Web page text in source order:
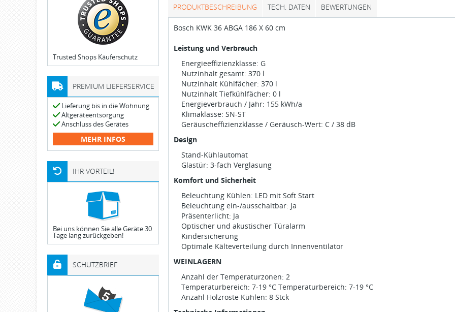
PRODUKTBESCHREIBUNG TECH. DATEN BEWERTUNGEN
Bosch KWK 36 ABGA 186 X 60 cm
Leistung und Verbrauch
Energieeffizienzklasse: G
Nutzinhalt gesamt: 370 l
Nutzinhalt Kühlfächer: 370 l
Nutzinhalt Tiefkühlfächer: 0 l
Energieverbrauch / Jahr: 155 kWh/a
Klimaklasse: SN-ST
Geräuscheffizienzklasse / Geräusch-Wert: C / 38 dB
Design
Stand-Kühlautomat
Glastür: 3-fach Verglasung
Komfort und Sicherheit
Beleuchtung Kühlen: LED mit Soft Start
Beleuchtung ein-/ausschaltbar: Ja
Präsenterlicht: Ja
Optischer und akustischer Türalarm
Kindersicherung
Optimale Kälteverteilung durch Innenventilator
WEINLAGERN
Anzahl der Temperaturzonen: 2
Temperaturbereich: 7-19 °C Temperaturbereich: 7-19 °C
Anzahl Holzroste Kühlen: 8 Stck
Trusted Shops Käuferschutz
PREMIUM LIEFERSERVICE
Lieferung bis in die Wohnung
Altgeräteentsorgung
Anschluss des Gerätes
MEHR INFOS
IHR VORTEIL!
Bei uns können Sie alle Geräte 30
Tage lang zurückgeben!
SCHUTZBRIEF